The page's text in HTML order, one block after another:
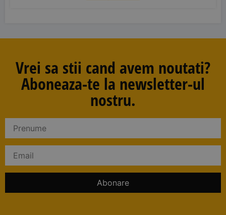
Vrei sa stii cand avem noutati?
Aboneaza-te la newsletter-ul
nostru.